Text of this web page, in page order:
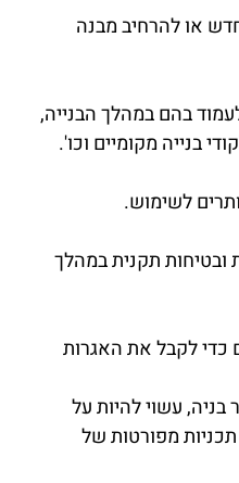
או להרחיב מבנה
בהם במהלך הבנייה,
בנייה מקומיים וכו'.
לשימוש.
ובטיחות תקנית במהלך
כדי לקבל את האגרות
עשוי להיות על
מפורטות של